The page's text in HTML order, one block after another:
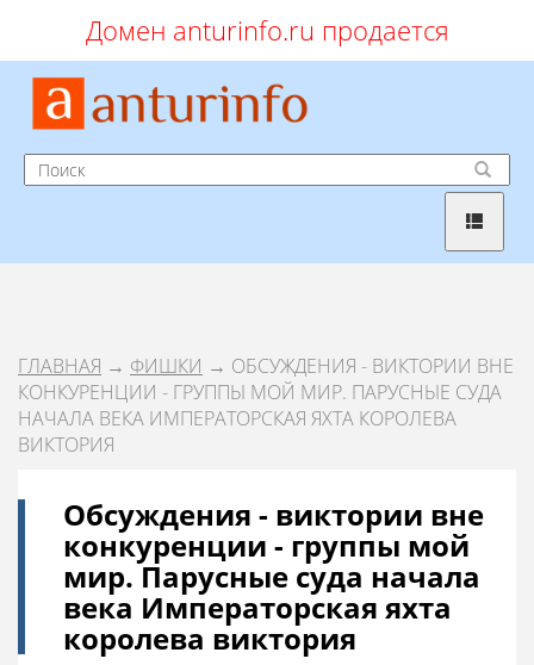
Домен anturinfo.ru продается
ГЛАВНАЯ → ФИШКИ → ОБСУЖДЕНИЯ - ВИКТОРИИ ВНЕ
КОНКУРЕНЦИИ - ГРУППЫ МОЙ МИР. ПАРУСНЫЕ СУДА
НАЧАЛА ВЕКА ИМПЕРАТОРСКАЯ ЯХТА КОРОЛЕВА
ВИКТОРИЯ
Обсуждения - виктории вне
конкуренции - группы мой
мир. Парусные суда начала
века Императорская яхта
королева виктория